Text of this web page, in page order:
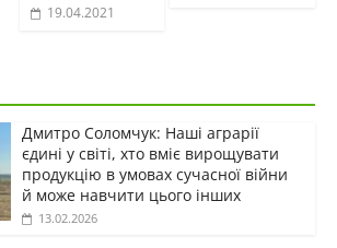
19.04.2021
Дмитро Соломчук: Наші аграрії
єдині у світі, хто вміє вирощувати
продукцію в умовах сучасної війни
й може навчити цього інших
13.02.2026